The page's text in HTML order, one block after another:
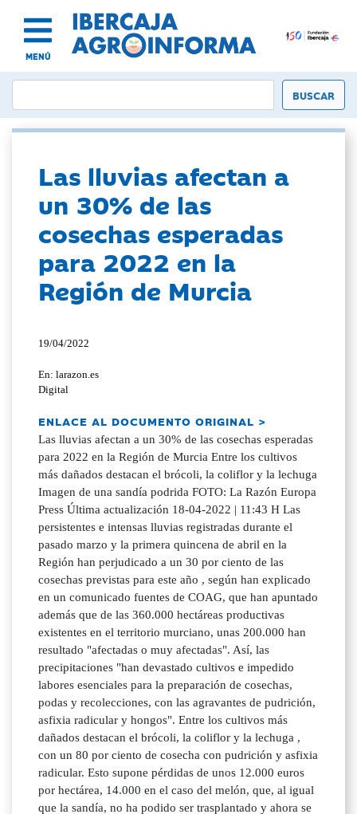
MENÚ
Las lluvias afectan a
un 30% de las
cosechas esperadas
para 2022 en la
Región de Murcia
19/04/2022
En: larazon.es
Digital
ENLACE AL DOCUMENTO ORIGINAL >
Las lluvias afectan a un 30% de las cosechas esperadas
para 2022 en la Región de Murcia Entre los cultivos
más dañados destacan el brócoli, la coliflor y la lechuga
Imagen de una sandía podrida FOTO: La Razón Europa
Press Última actualización 18-04-2022 | 11:43 H Las
persistentes e intensas lluvias registradas durante el
pasado marzo y la primera quincena de abril en la
Región han perjudicado a un 30 por ciento de las
cosechas previstas para este año , según han explicado
en un comunicado fuentes de COAG, que han apuntado
además que de las 360.000 hectáreas productivas
existentes en el territorio murciano, unas 200.000 han
resultado "afectadas o muy afectadas". Así, las
precipitaciones "han devastado cultivos e impedido
labores esenciales para la preparación de cosechas,
podas y recolecciones, con las agravantes de pudrición,
asfixia radicular y hongos". Entre los cultivos más
dañados destacan el brócoli, la coliflor y la lechuga ,
con un 80 por ciento de cosecha con pudrición y asfixia
radicular. Esto supone pérdidas de unos 12.000 euros
por hectárea, 14.000 en el caso del melón, que, al igual
que la sandía, no ha podido ser trasplantado y ahora se